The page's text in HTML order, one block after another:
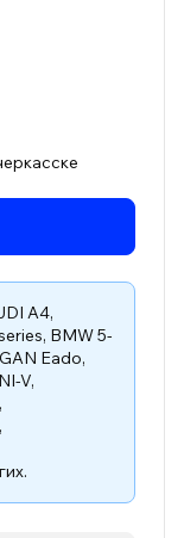
A4,
, BMW 5-
Eado,
V,
,
,